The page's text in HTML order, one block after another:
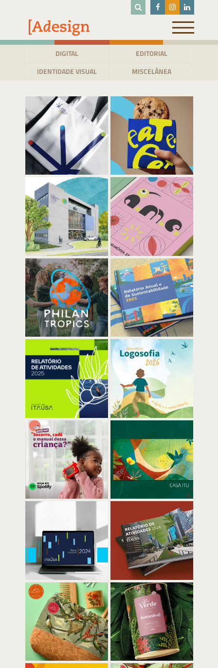
conteúdo
DIGITAL
EDITORIAL
IDENTIDADE VISUAL
MISCELÂNEA